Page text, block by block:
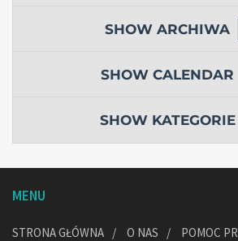
SHOW ARCHIWA
SHOW CALENDAR
SHOW KATEGORIE
MENU
STRONA GŁÓWNA O NAS
POMOC